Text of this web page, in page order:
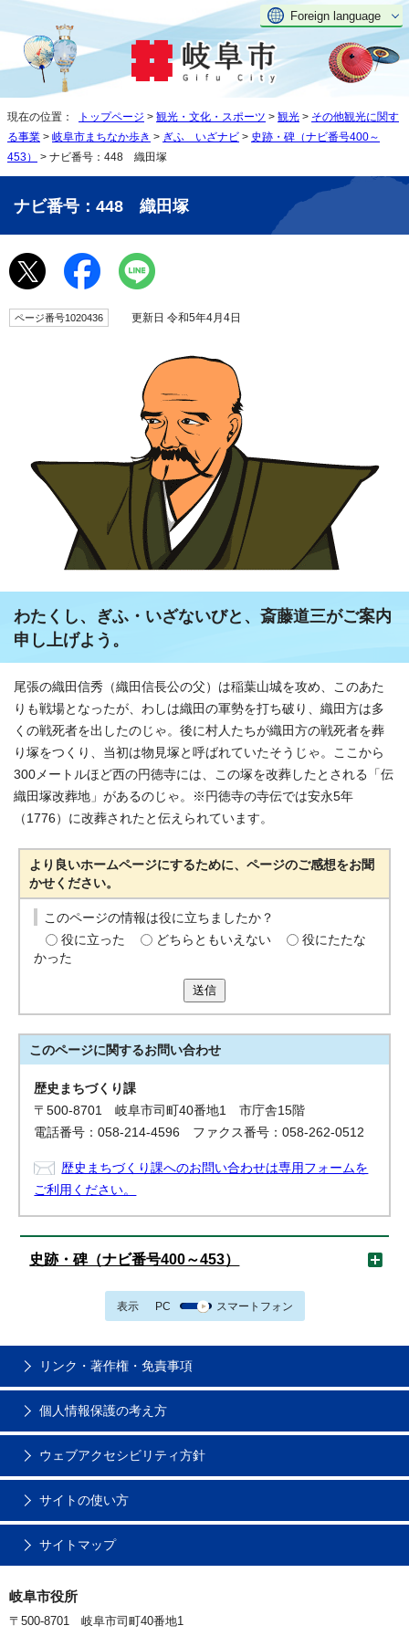
Foreign language
現在の位置： トップページ > 観光・文化・スポーツ > 観光 > その他観光に関す
る事業 > 岐阜市まちなか歩き > ぎふ いざナビ > 史跡・碑（ナビ番号400～
453）
> ナビ番号：448 織田塚
ナビ番号：448 織田塚
ページ番号1020436 更新日 令和5年4月4日
わたくし、ぎふ・いざないびと、斎藤道三がご案内
申し上げよう。
尾張の織田信秀（織田信長公の父）は稲葉山城を攻め、このあた
りも戦場となったが、わしは織田の軍勢を打ち破り、織田方は多
くの戦死者を出したのじゃ。後に村人たちが織田方の戦死者を葬
り塚をつくり、当初は物見塚と呼ばれていたそうじゃ。ここから
300メートルほど西の円徳寺には、この塚を改葬したとされる「伝
織田塚改葬地」があるのじゃ。※円徳寺の寺伝では安永5年
（1776）に改葬されたと伝えられています。
より良いホームページにするために、ページのご感想をお聞
かせください。
このページの情報は役に立ちましたか？
役に立った
どちらともいえない
役にたたな
かった
送信
このページに関するお問い合わせ
歴史まちづくり課
〒500-8701 岐阜市司町40番地1 市庁舎15階
電話番号：058-214-4596 ファクス番号：058-262-0512
歴史まちづくり課へのお問い合わせは専用フォームを
ご利用ください。
史跡・碑（ナビ番号400～453）
表示 PC スマートフォン
リンク・著作権・免責事項
個人情報保護の考え方
ウェブアクセシビリティ方針
サイトの使い方
サイトマップ
岐阜市役所
〒500-8701 岐阜市司町40番地1